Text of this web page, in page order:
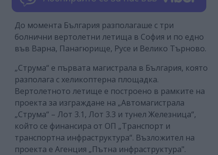
До момента България разполагаше с три
болнични вертолетни летища в София и по едно
във Варна, Панагюрище, Русе и Велико Търново.
„Струма“ е първата магистрала в България, която
разполага с хеликоптерна площадка.
Вертолетното летище е построено в рамките на
проекта за изграждане на „Автомагистрала
„Струма“ – Лот 3.1, Лот 3.3 и тунел Железница“,
който се финансира от ОП „Транспорт и
транспортна инфраструктура“. Възложител на
проекта е Агенция „Пътна инфраструктура".